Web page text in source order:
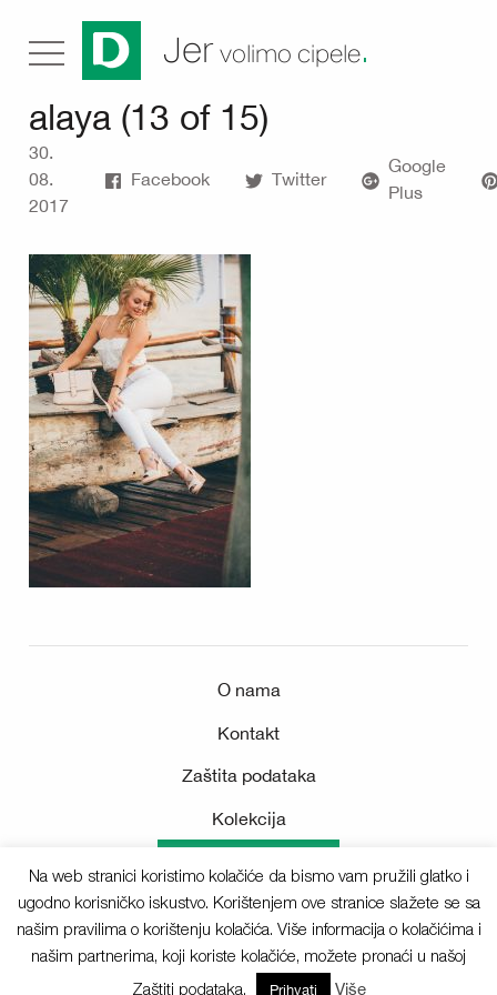
Jer volimo cipele.
alaya (13 of 15)
30.
08.
2017
Facebook Twitter
Google
Plus
O nama
Kontakt
Zaštita podataka
Kolekcija
Sva prava pridržana © 2025 Deichmann
Na web stranici koristimo kolačiće da bismo vam pružili glatko i
ugodno korisničko iskustvo. Korištenjem ove stranice slažete se sa
našim pravilima o korištenju kolačića. Više informacija o kolačićima i
našim partnerima, koji koriste kolačiće, možete pronaći u našoj
Zaštiti podataka.
Prihvati Više